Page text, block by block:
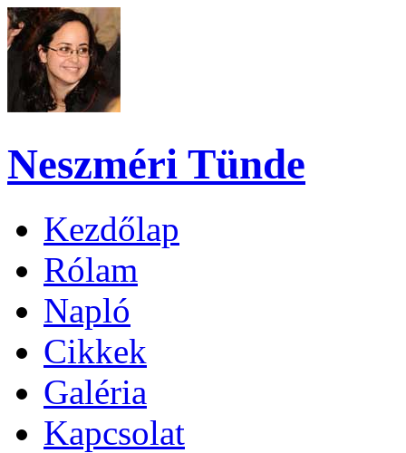
Neszméri Tünde
Kezdőlap
Rólam
Napló
Cikkek
Galéria
Kapcsolat